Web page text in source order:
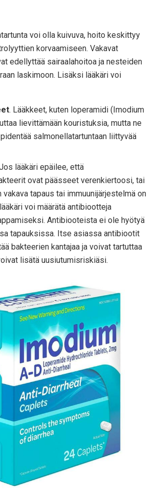
voi olla kuivuva, hoito keskittyy
korvaamiseen. Vakavat
edellyttää sairaalahoitoa ja nesteiden
laskimoon. Lisäksi lääkäri voi
. Lääkkeet, kuten loperamidi (Imodium
lievittämään kouristuksia, mutta ne
salmonellatartuntaan liittyvää
lääkäri epäilee, että
ovat päässeet verenkiertoosi, tai
vakava tapaus tai immuunijärjestelmä on
voi määrätä antibiootteja
Antibiooteista ei ole hyötyä
tapauksissa. Itse asiassa antibiootit
bakteerien kantajaa ja voivat tartuttaa
lisätä uusiutumisriskiäsi.